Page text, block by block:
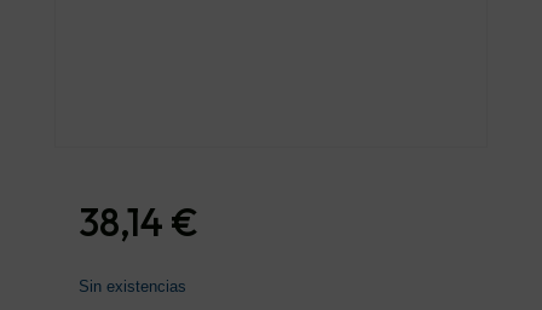
38,14 €
Sin existencias